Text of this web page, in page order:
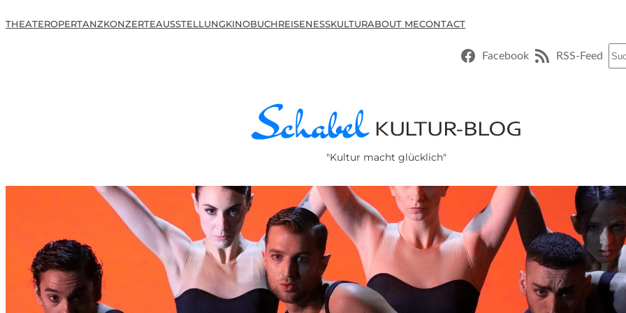
THEATEROPERTANZKONZERTEAUSSTELLUNGKINOBUCHREISENESSKULTURABOUT MECONTACT
Facebook RSS-Feed
"Kultur macht glücklich"